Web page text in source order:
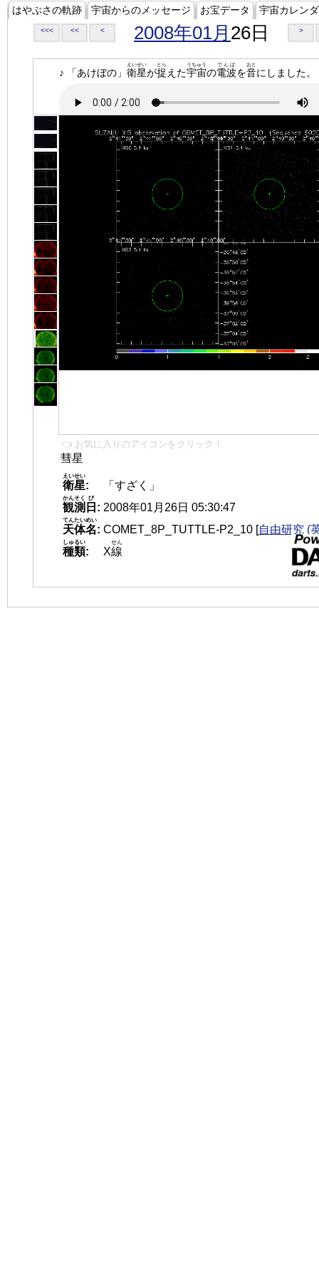
はやぶさの軌跡 宇宙からのメッセージ お宝データ 宇宙カレン
<<< << < 2008年01月 26日 >
♪ 「あけぼの」 衛星
えいせい
が捉
とら
えた宇宙
うちゅう
の電波
でんぱ
を音
おと
にしました。
👈 お気に入りのアイコンをクリック！
彗星
衛星
えいせい
:
「すざく」
観測
かんそく
日
び
: 2008年01月26日 05:30:47
天体名
てんたいめい
: COMET_8P_TUTTLE-P2_10 [自由研究 (
種類
しゅるい
: X線
せん